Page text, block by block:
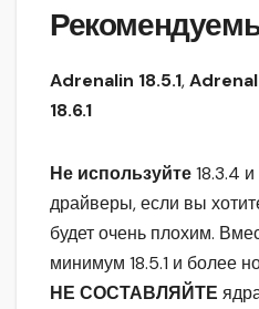
Adrenalin 18.5.1,
18.6.1
Не используйте18.3.4
драйверы, если вы
будет очень плохим.
минимум 18.5.1 и более
НЕ СОСТАВЛЯЙТЕ